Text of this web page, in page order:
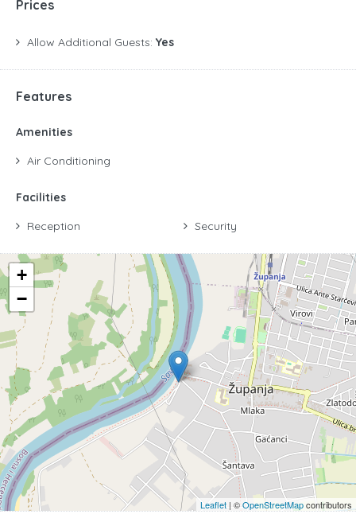
Prices
Allow Additional Guests: Yes
Features
Amenities
Air Conditioning
Facilities
Reception
Security
+
−
Leaflet | ©OpenStreetMapcontributors